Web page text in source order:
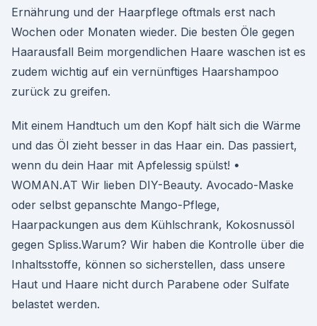
Ernährung und der Haarpflege oftmals erst nach
Wochen oder Monaten wieder. Die besten Öle gegen
Haarausfall Beim morgendlichen Haare waschen ist es
zudem wichtig auf ein vernünftiges Haarshampoo
zurück zu greifen.
Mit einem Handtuch um den Kopf hält sich die Wärme
und das Öl zieht besser in das Haar ein. Das passiert,
wenn du dein Haar mit Apfelessig spülst! •
WOMAN.AT Wir lieben DIY-Beauty. Avocado-Maske
oder selbst gepanschte Mango-Pflege,
Haarpackungen aus dem Kühlschrank, Kokosnussöl
gegen Spliss.Warum? Wir haben die Kontrolle über die
Inhaltsstoffe, können so sicherstellen, dass unsere
Haut und Haare nicht durch Parabene oder Sulfate
belastet werden.